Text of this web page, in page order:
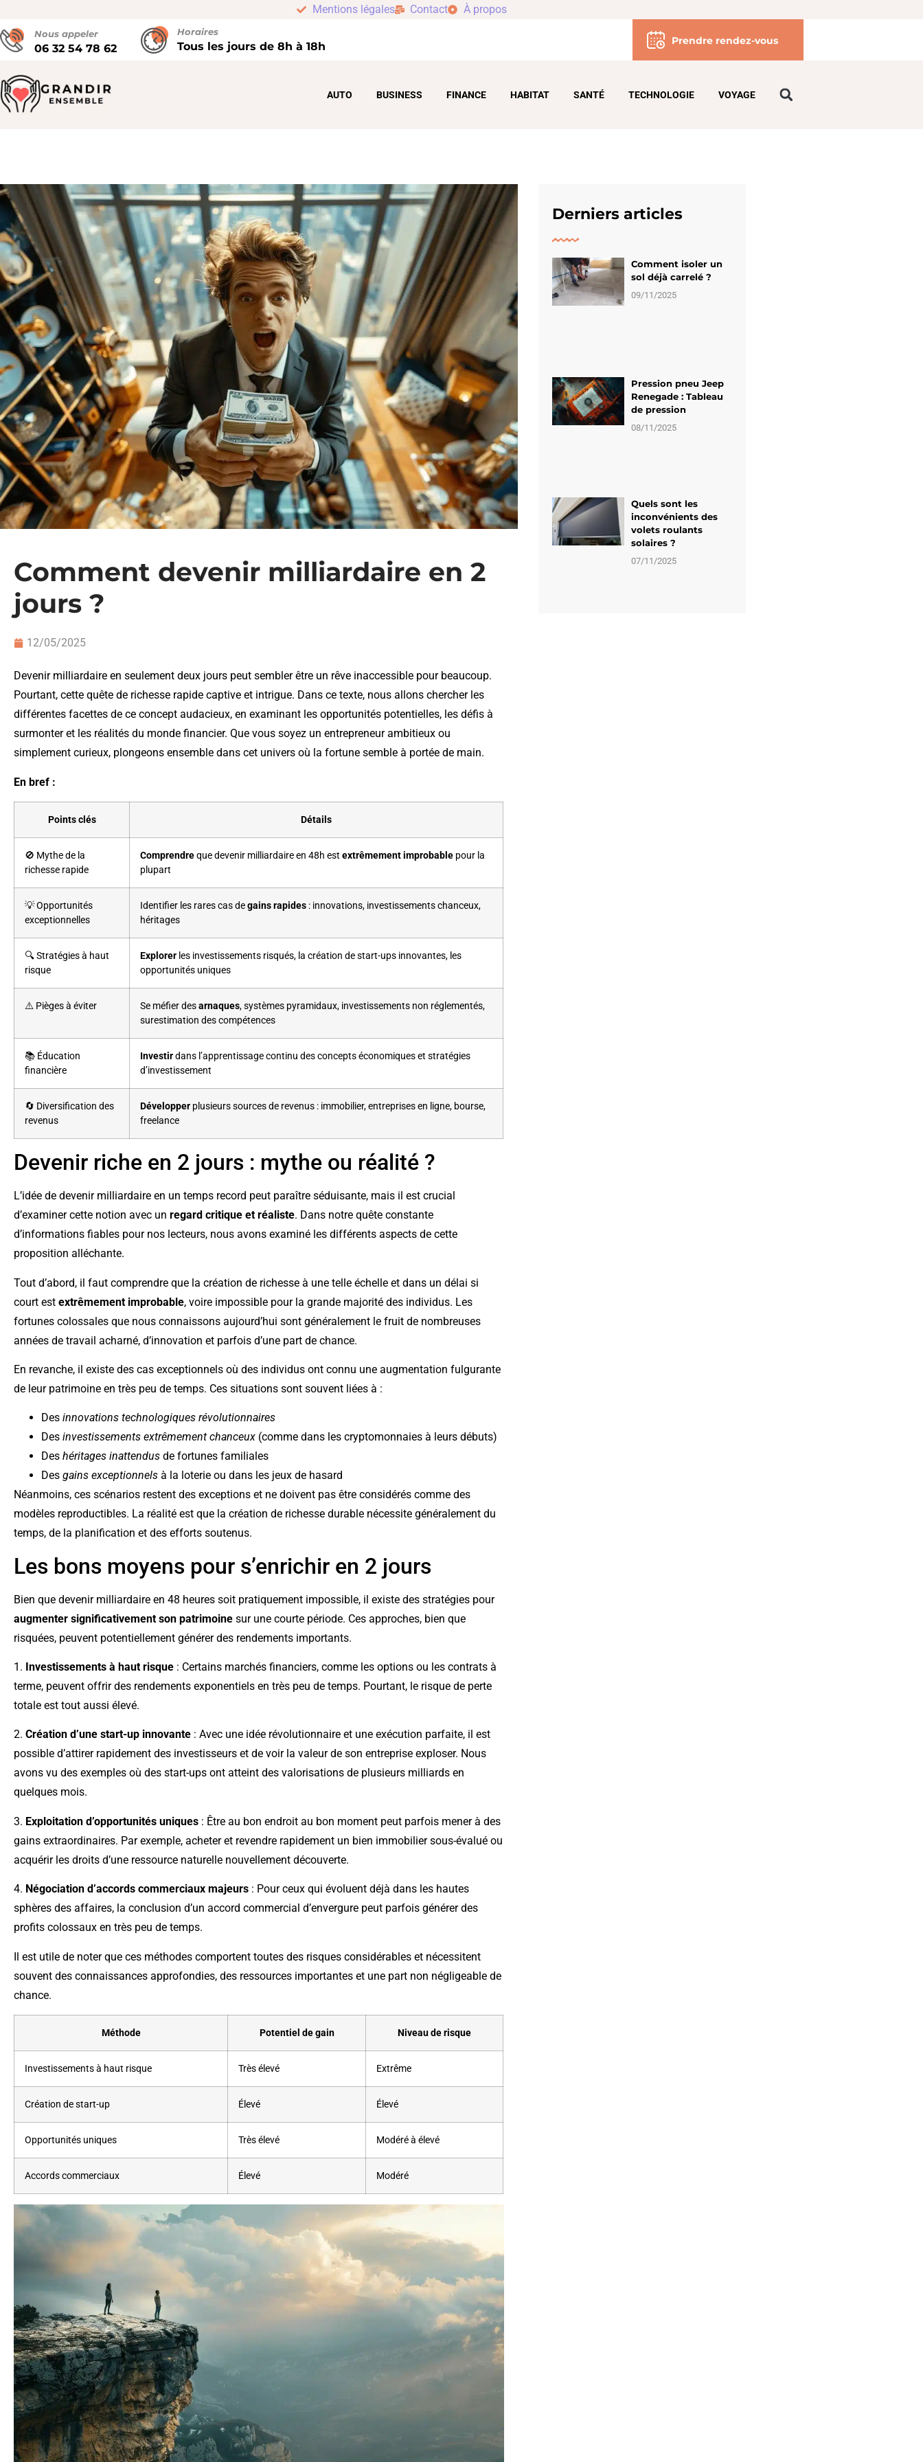
Mentions légales Contact À propos
Nous appeler
06 32 54 78 62
Horaires
Tous les jours de 8h à 18h Prendre rendez-vous
AUTO BUSINESS FINANCE HABITAT SANTÉ TECHNOLOGIE VOYAGE
Comment devenir milliardaire en 2
jours ?
12/05/2025
Devenir milliardaire en seulement deux jours peut sembler être un rêve inaccessible pour beaucoup.
Pourtant, cette quête de richesse rapide captive et intrigue. Dans ce texte, nous allons chercher les
différentes facettes de ce concept audacieux, en examinant les opportunités potentielles, les défis à
surmonter et les réalités du monde financier. Que vous soyez un entrepreneur ambitieux ou
simplement curieux, plongeons ensemble dans cet univers où la fortune semble à portée de main.
En bref :
Points clés Détails
🚫 Mythe de la
richesse rapide
Comprendreque devenir milliardaire en 48h est extrêmement improbable pour la
plupart
💡 Opportunités
exceptionnelles
Identifier les rares cas degains rapides : innovations, investissements chanceux,
héritages
🔍 Stratégies à haut
risque
Explorer les investissements risqués, la création de start-ups innovantes, les
opportunités uniques
⚠️ Pièges à éviter Se méfier desarnaques, systèmes pyramidaux, investissements non réglementés,
surestimation des compétences
📚 Éducation
financière
Investirdans l’apprentissage continu des concepts économiques et stratégies
d’investissement
🔄 Diversification des
revenus
Développer plusieurs sources de revenus : immobilier, entreprises en ligne, bourse,
freelance
Devenir riche en 2 jours : mythe ou réalité ?
L’idée de devenir milliardaire en un temps record peut paraître séduisante, mais il est crucial
d’examiner cette notion avec un regard critique et réaliste. Dans notre quête constante
d’informations fiables pour nos lecteurs, nous avons examiné les différents aspects de cette
proposition alléchante.
Tout d’abord, il faut comprendre que la création de richesse à une telle échelle et dans un délai si
court est extrêmement improbable, voire impossible pour la grande majorité des individus. Les
fortunes colossales que nous connaissons aujourd’hui sont généralement le fruit de nombreuses
années de travail acharné, d’innovation et parfois d’une part de chance.
En revanche, il existe des cas exceptionnels où des individus ont connu une augmentation fulgurante
de leur patrimoine en très peu de temps. Ces situations sont souvent liées à :
Des innovations technologiques révolutionnaires
Des investissements extrêmement chanceux (comme dans les cryptomonnaies à leurs débuts)
Des héritages inattendus de fortunes familiales
Des gains exceptionnels à la loterie ou dans les jeux de hasard
Néanmoins, ces scénarios restent des exceptions et ne doivent pas être considérés comme des
modèles reproductibles. La réalité est que la création de richesse durable nécessite généralement du
temps, de la planification et des efforts soutenus.
Les bons moyens pour s’enrichir en 2 jours
Bien que devenir milliardaire en 48 heures soit pratiquement impossible, il existe des stratégies pour
augmenter significativement son patrimoine sur une courte période. Ces approches, bien que
risquées, peuvent potentiellement générer des rendements importants.
1. Investissements à haut risque : Certains marchés financiers, comme les options ou les contrats à
terme, peuvent offrir des rendements exponentiels en très peu de temps. Pourtant, le risque de perte
totale est tout aussi élevé.
2. Création d’une start-up innovante : Avec une idée révolutionnaire et une exécution parfaite, il est
possible d’attirer rapidement des investisseurs et de voir la valeur de son entreprise exploser. Nous
avons vu des exemples où des start-ups ont atteint des valorisations de plusieurs milliards en
quelques mois.
3. Exploitation d’opportunités uniques : Être au bon endroit au bon moment peut parfois mener à des
gains extraordinaires. Par exemple, acheter et revendre rapidement un bien immobilier sous-évalué ou
acquérir les droits d’une ressource naturelle nouvellement découverte.
4. Négociation d’accords commerciaux majeurs : Pour ceux qui évoluent déjà dans les hautes
sphères des affaires, la conclusion d’un accord commercial d’envergure peut parfois générer des
profits colossaux en très peu de temps.
Il est utile de noter que ces méthodes comportent toutes des risques considérables et nécessitent
souvent des connaissances approfondies, des ressources importantes et une part non négligeable de
chance.
Méthode Potentiel de gain Niveau de risque
Investissements à haut risque Très élevé Extrême
Création de start-up Élevé Élevé
Opportunités uniques Très élevé Modéré à élevé
Accords commerciaux Élevé Modéré
Derniers articles
Comment isoler un
sol déjà carrelé ?
09/11/2025
Pression pneu Jeep
Renegade : Tableau
de pression
08/11/2025
Quels sont les
inconvénients des
volets roulants
solaires ?
07/11/2025